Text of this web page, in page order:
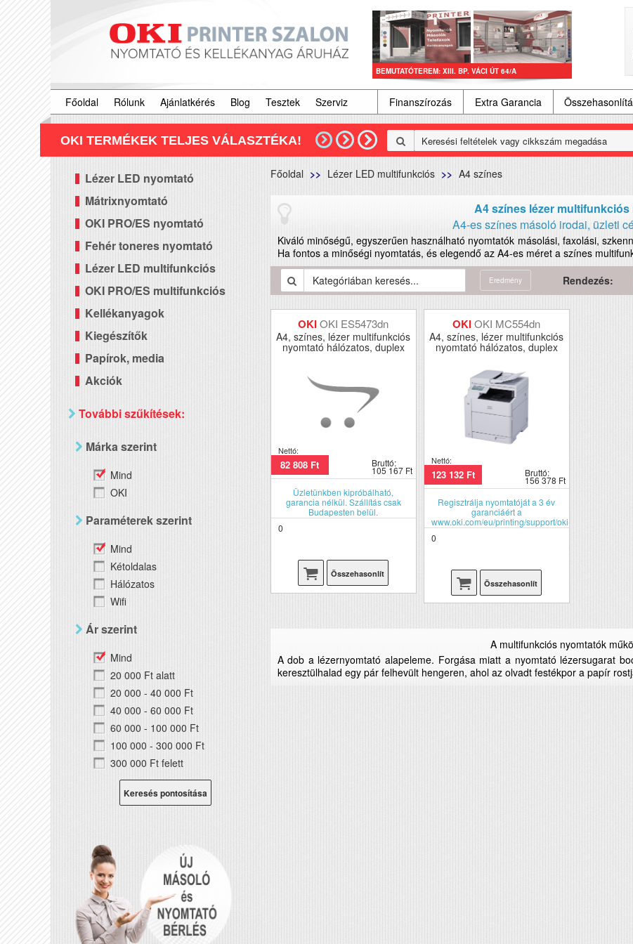
BEMUTATÓTEREM: XIII. BP. VÁCI ÚT 64/A
Főoldal Rólunk Ajánlatkérés Blog Tesztek Szerviz Finanszírozás Extra Garancia
OKI TERMÉKEK TELJES VÁLASZTÉKA!
Lézer LED nyomtató
Mátrixnyomtató
OKI PRO/ES nyomtató
Fehér toneres nyomtató
Lézer LED multifunkciós
OKI PRO/ES multifunkciós
Kellékanyagok
Kiegészítők
Papírok, media
Akciók
További szűkítések:
Márka szerint
Mind
OKI
Paraméterek szerint
Mind
Kétoldalas
Hálózatos
Wifi
Ár szerint
Mind
20 000 Ft alatt
20 000 - 40 000 Ft
40 000 - 60 000 Ft
60 000 - 100 000 Ft
100 000 - 300 000 Ft
300 000 Ft felett
Keresés pontosítása
Főoldal Lézer LED multifunkciós A4 színes
A4 színes lézer
A4-es színes másoló irodai, üzleti
Kiváló minőségű, egyszerűen használható nyomtatók másolási, faxolási,
Ha fontos a minőségi nyomtatás, és elegendő az A4-es méret a színes
Eredmény Rendezés:
OKIOKI ES5473dn
A4, színes, lézer multifunkciós
nyomtató hálózatos, duplex
Nettó:
82 808 Ft Bruttó:
105 167 Ft
Üzletünkben kipróbálható,
garancia nélkül. Szállítás csak
Budapesten belül.
0
Összehasonlít
OKIOKI MC554dn
A4, színes, lézer multifunkciós
nyomtató hálózatos, duplex
Nettó:
123 132 Ft Bruttó:
156 378 Ft
Regisztrálja nyomtatóját a 3 év
garanciáért a
www.oki.com/eu/printing/support/oki-
warranty/index.html
0
Összehasonlít
A multifunkciós nyomtatók
A dob a lézernyomtató alapeleme. Forgása miatt a nyomtató lézersugarat
keresztülhalad egy pár felhevült hengeren, ahol az olvadt festékpor a papír